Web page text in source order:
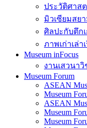
ประวัติศาส
มิวเซียมสย
ศิลปะกับตึก
ภาพเก่าเล่า
Museum inFocus
งานเสวนาวิ
Museum Forum
ASEAN
Museum
ASEAN
Museum
Museum